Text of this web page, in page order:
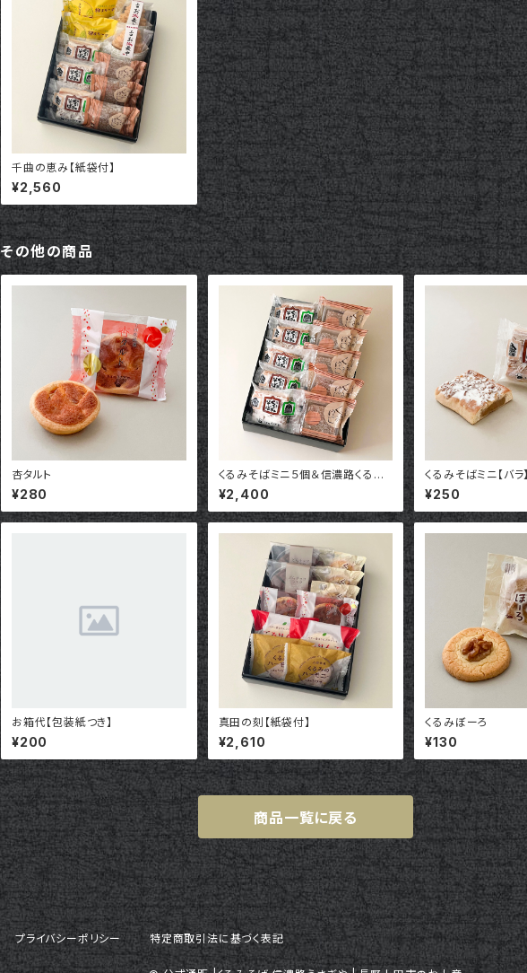
千曲の恵み【紙袋付】
¥2,560
その他の商品
杏タルト
¥280
くるみそばミニ５個＆信濃路くるみ
ゆべし５個セット【紙袋付】
¥2,400
くるみそばミニ【バラ】
¥250
お箱代【包装紙つき】
¥200
真田の刻【紙袋付】
¥2,610
くるみぼーろ
¥130
商品一覧に戻る
プライバシーポリシー 特定商取引法に基づく表記